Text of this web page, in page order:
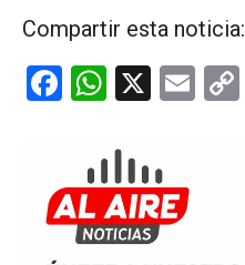
Compartir esta noticia:
F
b
o
W
at
s
A
X
E